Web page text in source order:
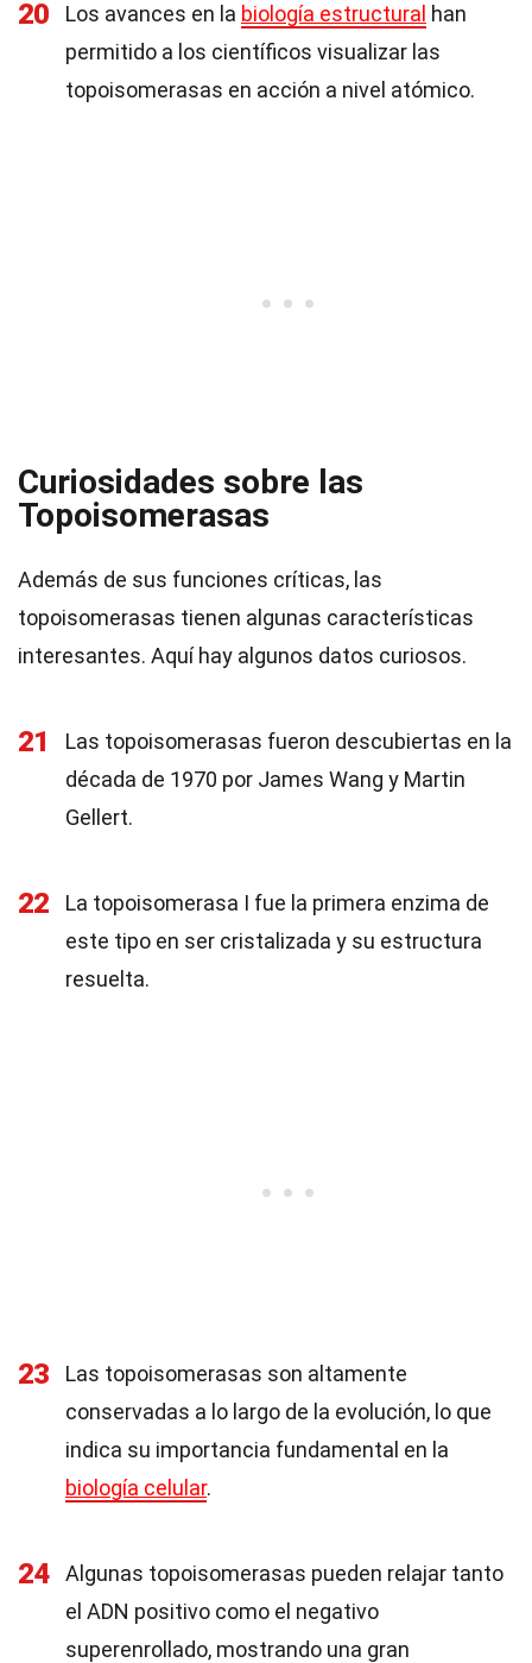
20 Los avances en la biología estructural han
permitido a los científicos visualizar las
topoisomerasas en acción a nivel atómico.
Curiosidades sobre las
Topoisomerasas
Además de sus funciones críticas, las
topoisomerasas tienen algunas características
interesantes. Aquí hay algunos datos curiosos.
21
Las topoisomerasas fueron descubiertas en la
década de 1970 por James Wang y Martin
Gellert.
22
La topoisomerasa I fue la primera enzima de
este tipo en ser cristalizada y su estructura
resuelta.
23
Las topoisomerasas son altamente
conservadas a lo largo de la evolución, lo que
indica su importancia fundamental en la
biología celular.
24
Algunas topoisomerasas pueden relajar tanto
el ADN positivo como el negativo
superenrollado, mostrando una gran